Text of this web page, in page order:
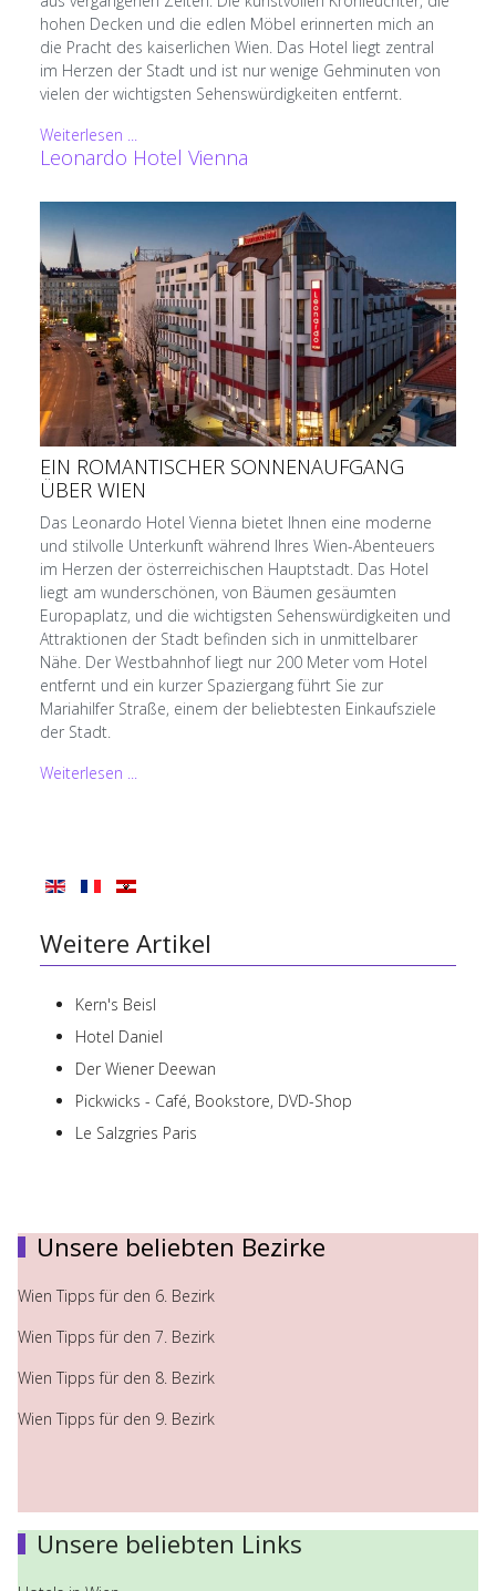
hohen Decken und die edlen Möbel erinnerten mich an
die Pracht des kaiserlichen Wien. Das Hotel liegt zentral
im Herzen der Stadt und ist nur wenige Gehminuten von
vielen der wichtigsten Sehenswürdigkeiten entfernt.
Weiterlesen ...
Leonardo Hotel Vienna
EIN ROMANTISCHER SONNENAUFGANG
ÜBER WIEN
Das Leonardo Hotel Vienna bietet Ihnen eine moderne
und stilvolle Unterkunft während Ihres Wien-Abenteuers
im Herzen der österreichischen Hauptstadt. Das Hotel
liegt am wunderschönen, von Bäumen gesäumten
Europaplatz, und die wichtigsten Sehenswürdigkeiten und
Attraktionen der Stadt befinden sich in unmittelbarer
Nähe. Der Westbahnhof liegt nur 200 Meter vom Hotel
entfernt und ein kurzer Spaziergang führt Sie zur
Mariahilfer Straße, einem der beliebtesten Einkaufsziele
der Stadt.
Weiterlesen ...
Weitere Artikel
Kern's Beisl
Hotel Daniel
Der Wiener Deewan
Pickwicks - Café, Bookstore, DVD-Shop
Le Salzgries Paris
Unsere beliebten Bezirke
Wien Tipps für den 6. Bezirk
Wien Tipps für den 7. Bezirk
Wien Tipps für den 8. Bezirk
Wien Tipps für den 9. Bezirk
Unsere beliebten Links